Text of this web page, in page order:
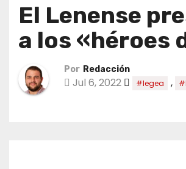
El Lenense
a los «héroes
Por Redacción
Jul 6, 2022 #legea ,